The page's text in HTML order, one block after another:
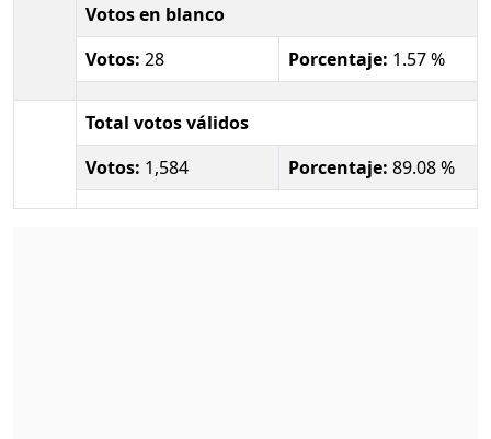
Votos en blanco
Votos: 28 Porcentaje: 1.57 %
Total votos válidos
Votos: 1,584 Porcentaje: 89.08 %